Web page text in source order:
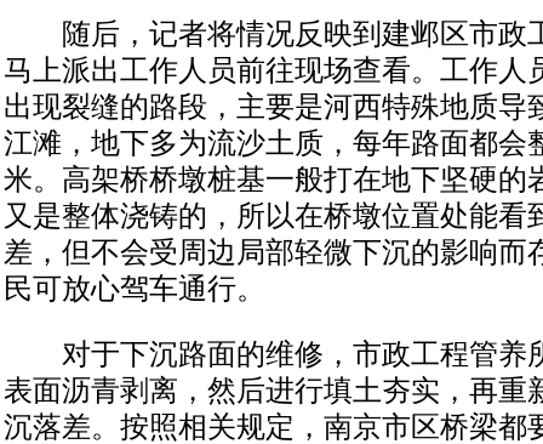
随后，记者将情况反映到建邺区市政
马上派出工作人员前往现场查看。工作人
出现裂缝的路段，主要是河西特殊地质导
江滩，地下多为流沙土质，每年路面都会
米。高架桥桥墩桩基一般打在地下坚硬的
又是整体浇铸的，所以在桥墩位置处能看
差，但不会受周边局部轻微下沉的影响而
民可放心驾车通行。
对于下沉路面的维修，市政工程管养
表面沥青剥离，然后进行填土夯实，再重
沉落差。按照相关规定，南京市区桥梁都